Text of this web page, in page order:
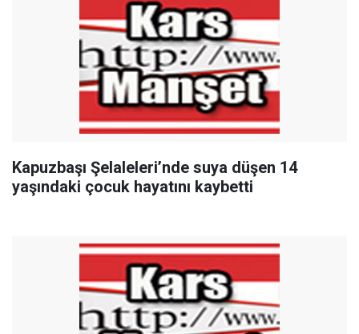
Kapuzbaşı Şelaleleri’nde suya düşen 14
yaşındaki çocuk hayatını kaybetti